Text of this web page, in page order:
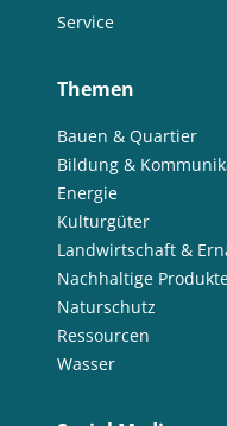
Service
Themen
Bauen & Quartier
Bildung &
Energie
Kulturgüter
Landwirtschaft &
Nachhaltige
Naturschutz
Ressourcen
Wasser